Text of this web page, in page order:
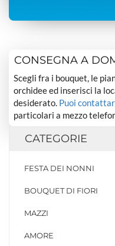
CONSEGNA A
Scegli fra i bouquet, le
orchidee ed inserisci la
desiderato. Puoi
particolari a mezzo
CATEGORIE
FESTA DEI NONNI
BOUQUET DI FIORI
MAZZI
AMORE